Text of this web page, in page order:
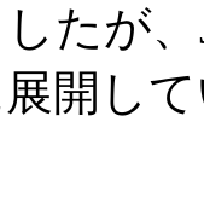
たが
開し